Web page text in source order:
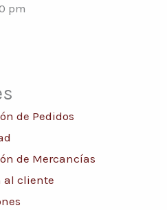
pm
de Pedidos
de Mercancías
al cliente